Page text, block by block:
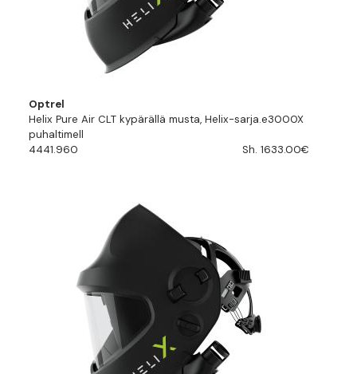
Optrel
Helix Pure Air CLT kypärällä musta, Helix-sarja.e3000X
puhaltimell
4441.960
Sh. 1633.00€